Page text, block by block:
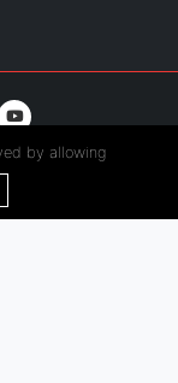
Reserved.
by allowing